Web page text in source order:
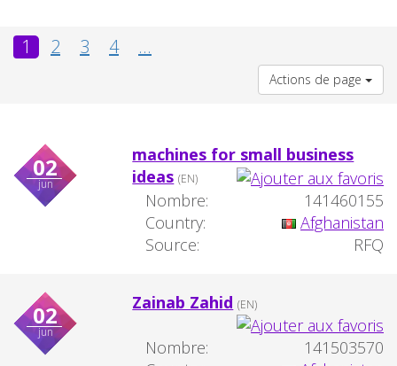
1 2 3 4 ...
Actions de page
02
jun
machines for small business
ideas (EN)
Nombre:
141460155
Country:
Afghanistan
Source:
RFQ
02
jun
Zainab Zahid (EN)
Nombre:
141503570